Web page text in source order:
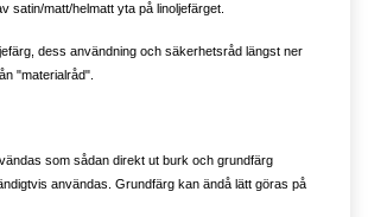
satin/matt/helmatt yta på linoljefärget.
dess användning och säkerhetsråd längst ner
"materialråd".
som sådan direkt ut burk och grundfärg
användas. Grundfärg kan ändå lätt göras på